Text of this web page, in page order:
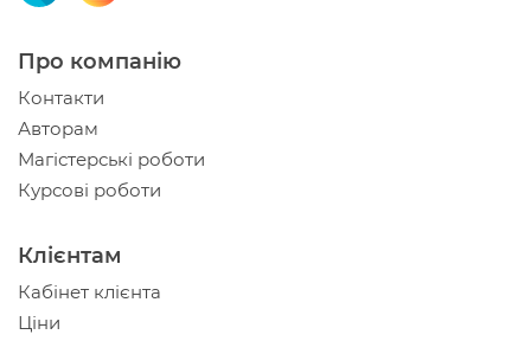
Про компанію
Контакти
Авторам
Магістерські роботи
Курсові роботи
Клієнтам
Кабінет клієнта
Ціни